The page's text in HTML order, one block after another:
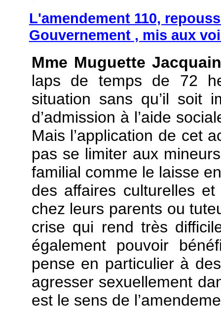
L'amendement 110,
Gouvernement , mis aux
Mme Muguette
laps de temps de 72
situation sans qu’il soit
d’admission à l’aide
Mais l’application de cet
pas se limiter aux
familial comme le laisse
des affaires culturelles
chez leurs parents ou
crise qui rend très
également pouvoir
pense en particulier à
agresser sexuellement
est le sens de